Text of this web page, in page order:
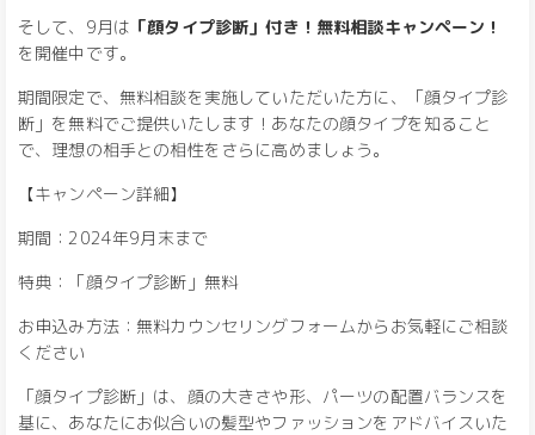
そして、9月は 「顔タイプ診断」付き！無料相談キャンペーン！
を開催中です。
期間限定で、無料相談を実施していただいた方に、「顔タイプ診
断」を無料でご提供いたします！あなたの顔タイプを知ること
で、理想の相手との相性をさらに高めましょう。
【キャンペーン詳細】
期間：2024年9月末まで
特典：「顔タイプ診断」無料
お申込み方法：無料カウンセリングフォームからお気軽にご相談
ください
「顔タイプ診断」は、顔の大きさや形、パーツの配置バランスを
基に、あなたにお似合いの髪型やファッションをアドバイスいた